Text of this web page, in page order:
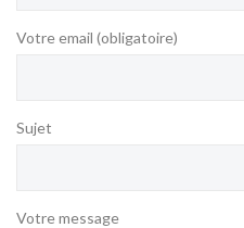
Votre email (obligatoire)
Sujet
Votre message